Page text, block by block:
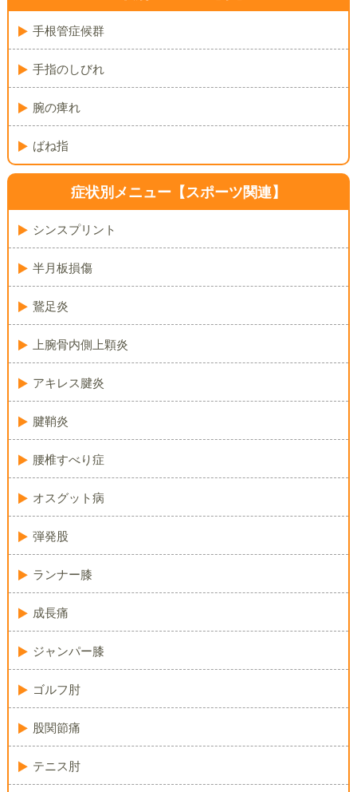
手根管症候群
手指のしびれ
腕の痺れ
ばね指
症状別メニュー 【スポーツ関連】
シンスプリント
半月板損傷
鵞足炎
上腕骨内側上顆炎
アキレス腱炎
腱鞘炎
腰椎すべり症
オスグット病
弾発股
ランナー膝
成長痛
ジャンパー膝
ゴルフ肘
股関節痛
テニス肘